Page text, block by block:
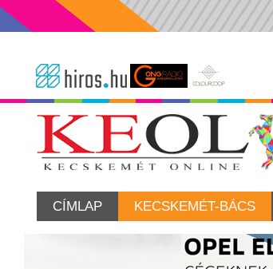
CÍMLAP KECSKEMÉT-BÁCS